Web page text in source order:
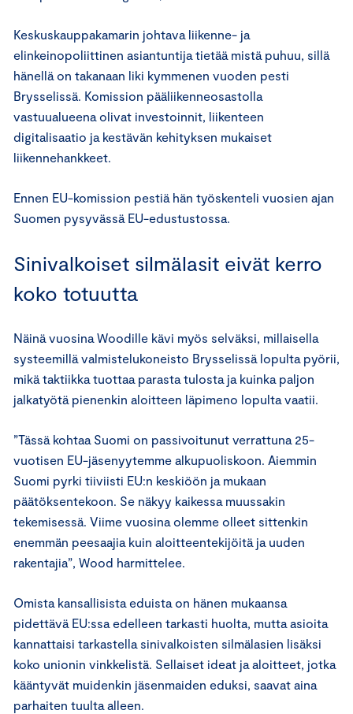
Keskuskauppakamarin johtava liikenne- ja
elinkeinopoliittinen asiantuntija tietää mistä puhuu, sillä
hänellä on takanaan liki kymmenen vuoden pesti
Brysselissä. Komission pääliikenneosastolla
vastuualueena olivat investoinnit, liikenteen
digitalisaatio ja kestävän kehityksen mukaiset
liikennehankkeet.
Ennen EU-komission pestiä hän työskenteli vuosien ajan
Suomen pysyvässä EU-edustustossa.
Sinivalkoiset silmälasit eivät kerro
koko totuutta
Näinä vuosina Woodille kävi myös selväksi, millaisella
systeemillä valmistelukoneisto Brysselissä lopulta pyörii,
mikä taktiikka tuottaa parasta tulosta ja kuinka paljon
jalkatyötä pienenkin aloitteen läpimeno lopulta vaatii.
”Tässä kohtaa Suomi on passivoitunut verrattuna 25-
vuotisen EU-jäsenyytemme alkupuoliskoon. Aiemmin
Suomi pyrki tiiviisti EU:n keskiöön ja mukaan
päätöksentekoon. Se näkyy kaikessa muussakin
tekemisessä. Viime vuosina olemme olleet sittenkin
enemmän peesaajia kuin aloitteentekijöitä ja uuden
rakentajia”, Wood harmittelee.
Omista kansallisista eduista on hänen mukaansa
pidettävä EU:ssa edelleen tarkasti huolta, mutta asioita
kannattaisi tarkastella sinivalkoisten silmälasien lisäksi
koko unionin vinkkelistä. Sellaiset ideat ja aloitteet, jotka
kääntyvät muidenkin jäsenmaiden eduksi, saavat aina
parhaiten tuulta alleen.